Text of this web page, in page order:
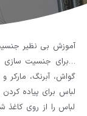
آموزش بی نظیر
…برای جنسیت سازی
گواش، آبرنگ،
لباس برای پیاده
لباس را از روی کاغذ